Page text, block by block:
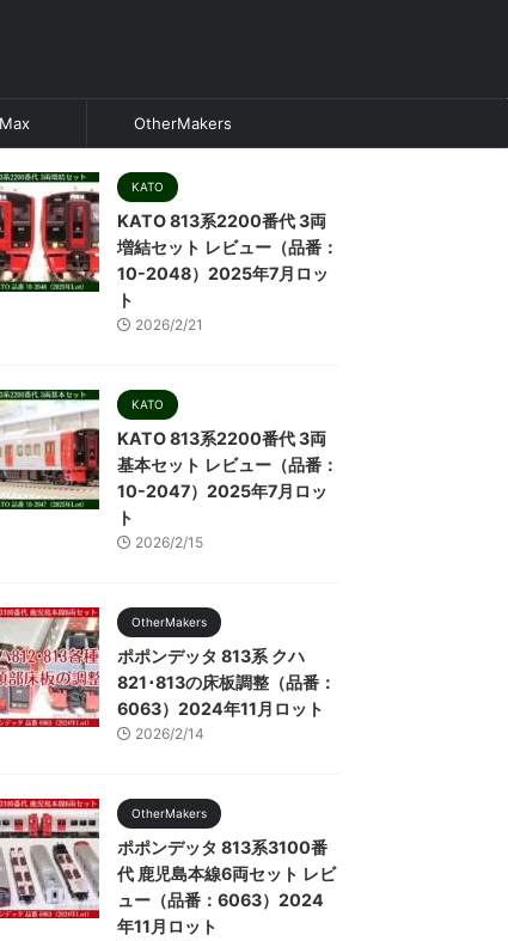
OtherMakers
KATO
KATO 813系2200番代 3両
増結セット レビュー（品番：
10-2048）2025年7月ロッ
ト
2026/2/21
KATO
KATO 813系2200番代 3両
基本セット レビュー（品番：
10-2047）2025年7月ロッ
ト
2026/2/15
OtherMakers
ポポンデッタ 813系 クハ
821･813の床板調整（品番：
6063）2024年11月ロット
2026/2/14
OtherMakers
ポポンデッタ 813系3100番
代 鹿児島本線6両セット レビ
ュー（品番：6063）2024
年11月ロット